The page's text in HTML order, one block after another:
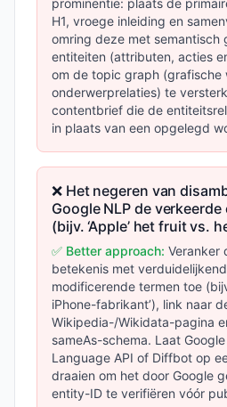
prominentie: plaats de
H1, vroege inleiding en
omring deze met semantisch
entiteiten (attributen, acties
om de topic graph (grafische
onderwerprelaties) te
contentbrief die de
in plaats van een opgelegd
❌ Het negeren van
Google NLP de
(bijv. ‘Apple’ het fruit vs.
✅ Better approach: Veranker
betekenis met
modificerende termen toe
iPhone-fabrikant’), link naar
Wikipedia-/Wikidata-pagina
sameAs-schema. Laat
Language API of Diffbot op
draaien om het door Google
entity-ID te verifiëren vóór